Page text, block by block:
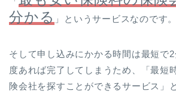
分かる 」というサービスなのです。
そして申し込みにかかる時間は最短で
度あれば完了してしまうため、「最短
険会社を探すことができるサービス」